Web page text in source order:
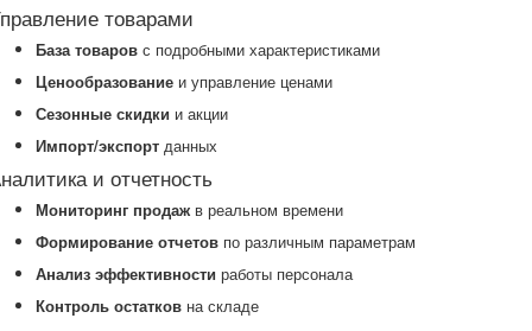
товарами
База товаров с подробными характеристиками
Ценообразование и управление ценами
Сезонные скидки и акции
Импорт/экспорт данных
и отчетность
Мониторинг продаж в реальном времени
Формирование отчетов по различным параметрам
Анализ эффективности работы персонала
Контроль остатков на складе